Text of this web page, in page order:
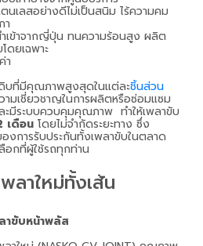
นเลสอย่างดีไม่เป็นสนิม ไร้ความคม
า
ำเข้าจากญี่ปุ่น ทนความร้อนสูง ผลิต
ดยเฉพาะ
า
บที่มีคุณภาพสูงสุดในแต่ละชิ้นส่วน
มเชี่ยวชาญในการผลิตหรือซ่อมแซม
ะมีระบบควบคุมคุณภาพ ทำให้เพลาขับ
เดือน โดยไม่จำกัดระยะทาง ซึ่ง
งการรับประกันทั้งเพลาขับในตลาด
อกที่ผู้ใช้รถทุกท่าน
ลาใหม่ทั้งเส้น
าขับหน้าพลัส